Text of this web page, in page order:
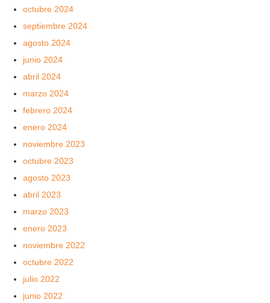
octubre 2024
septiembre 2024
agosto 2024
junio 2024
abril 2024
marzo 2024
febrero 2024
enero 2024
noviembre 2023
octubre 2023
agosto 2023
abril 2023
marzo 2023
enero 2023
noviembre 2022
octubre 2022
julio 2022
junio 2022